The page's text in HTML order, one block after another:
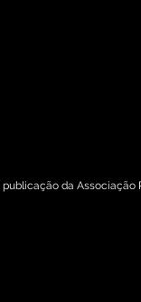
publicação da